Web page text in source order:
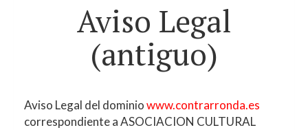
Aviso Legal
(antiguo)
Aviso Legal del dominiowww.contrarronda.es
correspondiente aASOCIACION CULTURAL